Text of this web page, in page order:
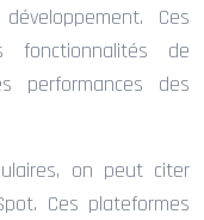
Ces
fonctionnalités de
performances des
on peut citer
Ces plateformes